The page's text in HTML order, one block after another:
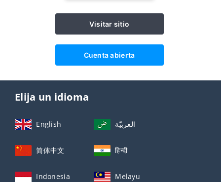
Visitar sitio
Cuenta abierta
Elija un idioma
English العربيّة
简体中文 हिन्दी
Indonesia Melayu